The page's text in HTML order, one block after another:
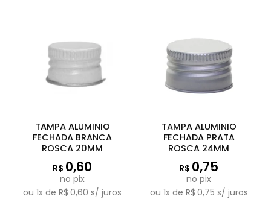
TAMPA ALUMINIO
FECHADA BRANCA
ROSCA 20MM
R$ 0,60
no pix
ou 1x de R$ 0,60 s/ juros
TAMPA ALUMINIO
FECHADA PRATA
ROSCA 24MM
R$ 0,75
no pix
ou 1x de R$ 0,75 s/ juros